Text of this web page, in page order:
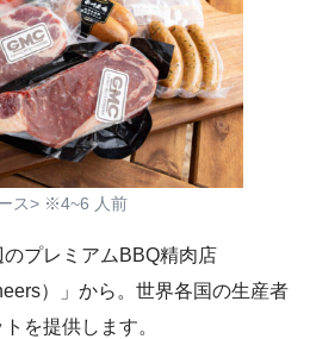
ス> ※4~6 人前
プレミアムBBQ精肉店
）」から。世界各国の生産者
を提供します。